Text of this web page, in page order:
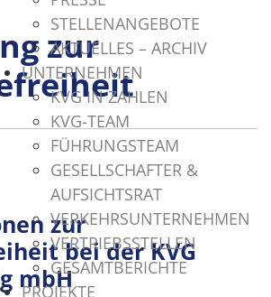
STELLENANGEBOTE
AKTUELLES – ARCHIV
UNTERNEHMEN
KVG IN ZAHLEN
KVG-TEAM
FÜHRUNGSTEAM
GESELLSCHAFTER &
AUFSICHTSRAT
VERKEHRSUNTERNEHMEN
VERTRIEBSSTELLEN
GESAMTBERICHTE
PROJEKTE
zur
zur
bei der KVG
mbH